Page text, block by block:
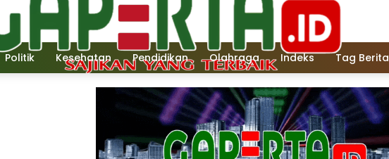
Politik Kesehatan Pendidikan Olahraga Indeks Tag Berita